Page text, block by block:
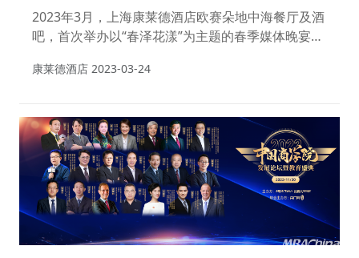
“春泽花漾”媒体晚宴
2023年3月，上海康莱德酒店欧赛朵地中海餐厅及酒
吧，首次举办以“春泽花漾”为主题的春季媒体晚宴，
理念及定位。
康莱德酒店 2023-03-24